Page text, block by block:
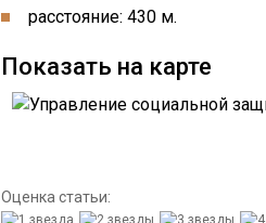
расстояние: 430 м.
Показать на карте
Оценка статьи: